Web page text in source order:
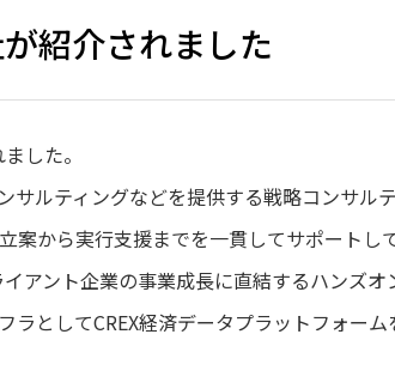
が紹介されました
した。
ルティングなどを提供する戦略コンサル
から実行支援までを一貫してサポートして
アント企業の事業成長に直結するハンズオ
ラとしてCREX経済データプラットフォーム